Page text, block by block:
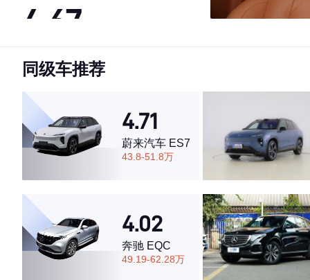
4.67
·外观表现一般，低于74%同级车
·空间表现较为优秀，优于60%同级车
同级车推荐
4.71
蔚来汽车 ES7
43.8-51.8万
4.02
奔驰 EQC
49.19-62.28万